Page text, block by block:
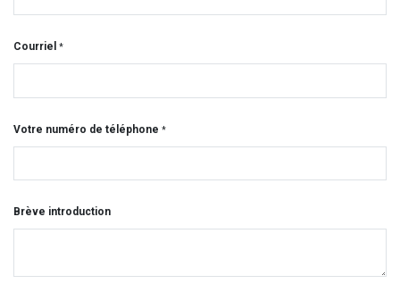
Courriel *
Votre numéro de téléphone *
Brève introduction